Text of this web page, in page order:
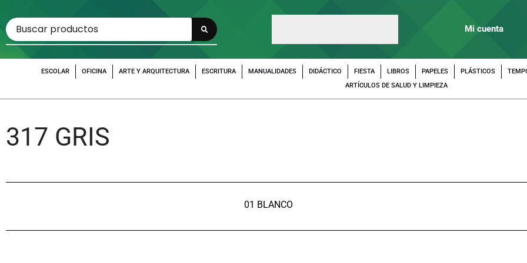
Mi cuenta
ESCOLAR OFICINA ARTE Y ARQUITECTURA ESCRITURA MANUALIDADES DIDÁCTICO FIESTA LIBROS PAPELES PLÁSTICOS
ARTÍCULOS DE SALUD Y LIMPIEZA
317 GRIS
01 BLANCO